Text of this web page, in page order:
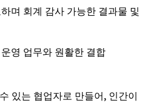
며 회계 감사 가능한 결과물 및
영 업무와 원활한 결합
있는 협업자로 만들어, 인간이